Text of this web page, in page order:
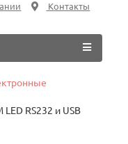
Контакты
RS232 и USB